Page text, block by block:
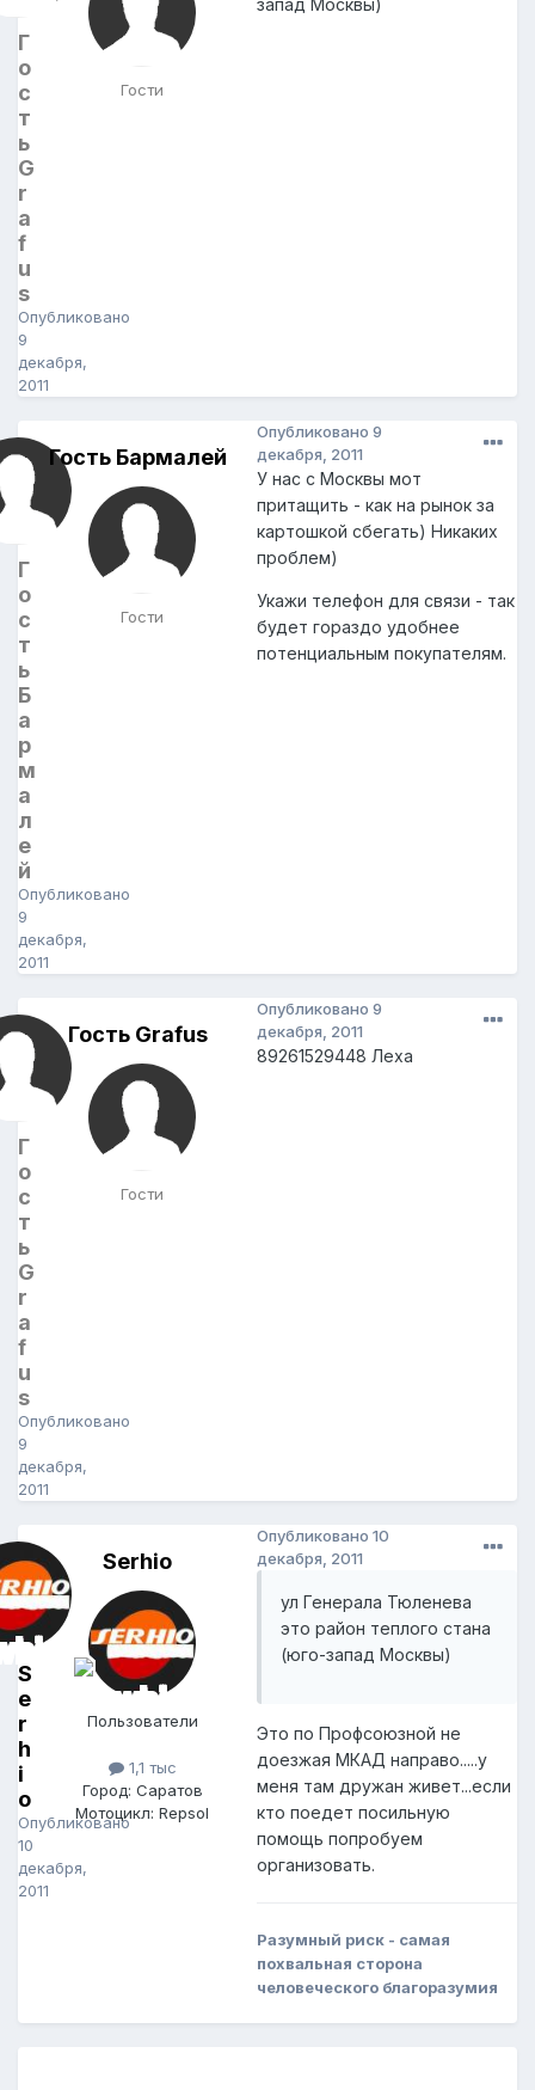
Г
о
с
т
ь
G
r
a
f
u
s
Опубликовано
9
декабря,
2011
Гости
запад Москвы)
Г
о
с
т
ь
Б
а
р
м
а
л
е
й
Опубликовано
9
декабря,
2011
Гость Бармалей
Гости
Опубликовано 9
декабря, 2011
У нас с Москвы мот
притащить - как на рынок за
картошкой сбегать) Никаких
проблем)
Укажи телефон для связи - так
будет гораздо удобнее
потенциальным покупателям.
Г
о
с
т
ь
G
r
a
f
u
s
Опубликовано
9
декабря,
2011
Гость Grafus
Гости
Опубликовано 9
декабря, 2011
89261529448 Леха
S
e
r
h
i
o
Опубликовано
10
декабря,
2011
Serhio
Пользователи
1,1 тыс
Город: Саратов
Мотоцикл: Repsol
Опубликовано 10
декабря, 2011
ул Генерала Тюленева
это район теплого стана
(юго-запад Москвы)
Это по Профсоюзной не
доезжая МКАД направо.....у
меня там дружан живет...если
кто поедет посильную
помощь попробуем
организовать.
Разумный риск - самая
похвальная сторона
человеческого благоразумия